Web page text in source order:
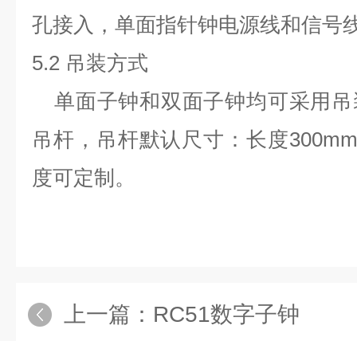
孔接入，单面指针钟电源线和信号
5.2 吊装方式
单面子钟和双面子钟均可采用
吊杆，吊杆默认尺寸：长度300mm
度可定制。
上一篇： RC51数字子钟